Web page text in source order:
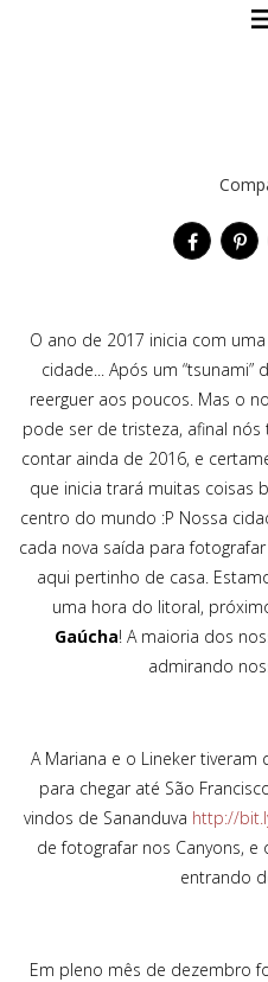
O ano de 2017 inicia com
cidade... Após um “tsunami”
reerguer aos poucos. Mas o
pode ser de tristeza, afinal
contar ainda de 2016, e
que inicia trará muitas coisas
centro do mundo :P Nossa
cada nova saída para
aqui pertinho de casa.
uma hora do litoral,
Gaúcha! A maioria dos
admirando
A Mariana e o Lineker
para chegar até São
vindos de Sananduva http://
de fotografar nos Canyons,
entrando
Em pleno mês de dezembro